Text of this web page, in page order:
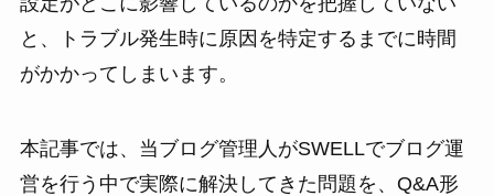
と、トラブル発生時に原因を特定するまでに時間
がかかってしまいます。
本記事では、当ブログ管理人がSWELLでブログ運
営を行う中で実際に解決してきた問題を、Q&A形